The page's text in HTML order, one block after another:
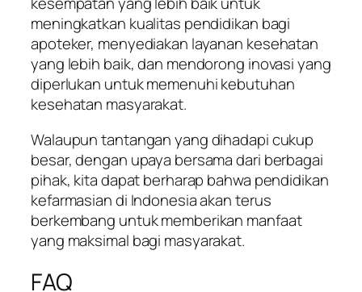
meningkatkan kualitas pendidikan bagi
apoteker, menyediakan layanan kesehatan
yang lebih baik, dan mendorong inovasi yang
diperlukan untuk memenuhi kebutuhan
kesehatan masyarakat.
Walaupun tantangan yang dihadapi cukup
besar, dengan upaya bersama dari berbagai
pihak, kita dapat berharap bahwa pendidikan
kefarmasian di Indonesia akan terus
berkembang untuk memberikan manfaat
yang maksimal bagi masyarakat.
FAQ